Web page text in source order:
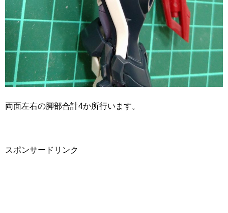
両面左右の脚部合計4か所行います。
スポンサードリンク